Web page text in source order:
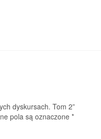
dyskursach. Tom 2”
pola są oznaczone*